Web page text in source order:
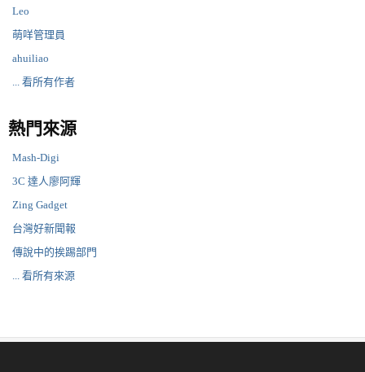
Leo
萌咩管理員
ahuiliao
... 看所有作者
熱門來源
Mash-Digi
3C 達人廖阿輝
Zing Gadget
台灣好新聞報
傳說中的挨踢部門
... 看所有來源